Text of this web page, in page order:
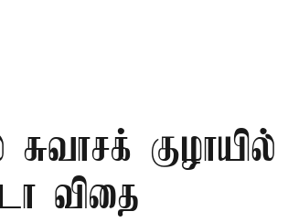
குழாயில்
விதை